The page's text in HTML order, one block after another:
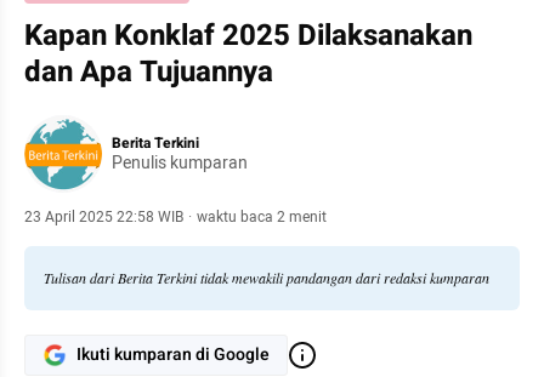
Kapan Konklaf 2025 Dilaksanakan
dan Apa Tujuannya
Berita Terkini
Penulis kumparan
23 April 2025 22:58 WIB · waktu baca 2 menit
Tulisan dari Berita Terkini tidak mewakili pandangan dari redaksi kumparan
Ikuti kumparan di Google